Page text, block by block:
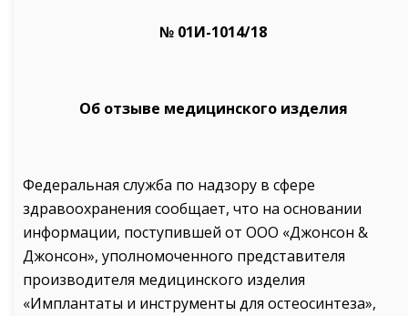
№ 01И-1014/18
Об отзыве медицинского изделия
Федеральная служба по надзору в сфере
здравоохранения сообщает, что на основании
информации, поступившей от ООО «Джонсон &
Джонсон», уполномоченного представителя
производителя медицинского изделия
«Имплантаты и инструменты для остеосинтеза»,